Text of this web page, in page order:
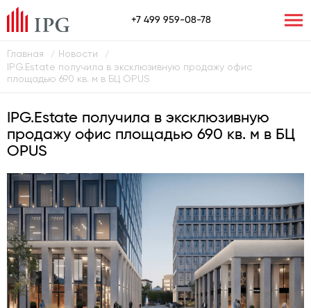
+7 499 959-08-78
Главная / Новости /
IPG.Estate получила в эксклюзивную продажу офис
площадью 690 кв. м в БЦ OPUS
IPG.Estate получила в эксклюзивную
продажу офис площадью 690 кв. м в БЦ
OPUS